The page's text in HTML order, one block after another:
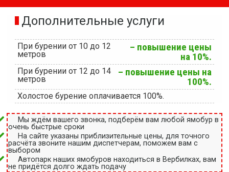
Дополнительные услуги
При бурении от 10 до 12
метров
– повышение цены
на 10%.
При бурении от 12 до 14
метров
– повышение цены на
100%.
Холостое бурение оплачивается 100%.
Мы ждём вашего звонка, подберём вам любой ямобур в
очень быстрые сроки
На сайте указаны приблизительные цены, для точного
расчёта звоните нашим диспетчерам, поможем вам с
выбором
Автопарк наших ямобуров находиться в Вербилках, вам
не придётся долго ждать подачу